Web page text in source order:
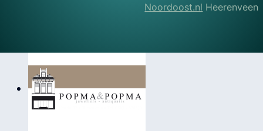
Noordoost.nl Heerenveen